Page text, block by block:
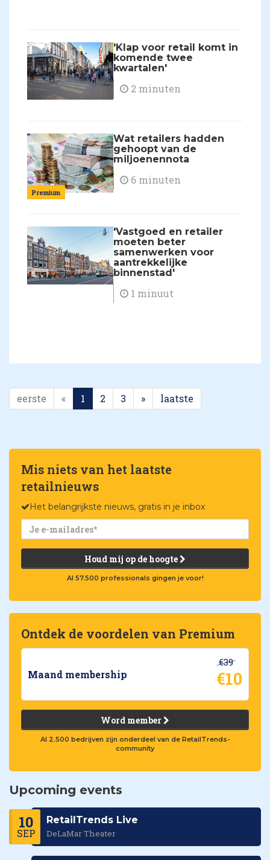
'Klap voor retail komt in
komende twee
kwartalen'
2 minuten
Premium
Wat retailers hadden
gehoopt van de
miljoenennota
6 minuten
'Vastgoed en retailer
moeten beter
samenwerken voor
aantrekkelijke
binnenstad'
1 minuut
eerste « 1 2 3 » laatste
Mis niets van het laatste
retailnieuws
Het belangrijkste nieuws, gratis in je inbox
Houd mij op de hoogte
Al 57.500 professionals gingen je voor!
Ontdek de voordelen van Premium
Maand membership
€39
€10
Word member
Al 2.500 bedrijven zijn onderdeel van de RetailTrends-
community
Upcoming events
10
SEP
RetailTrends Live
DeLaMar Theater